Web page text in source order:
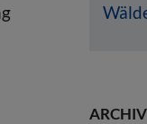
ARCHIV